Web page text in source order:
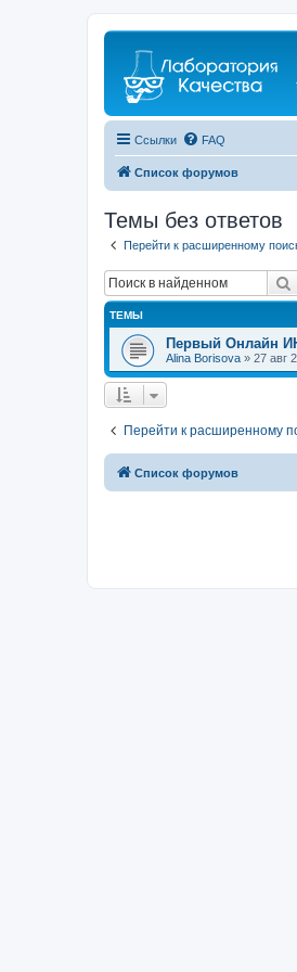
Ссылки FAQ
Список форумов
Темы без ответов
Перейти к расширенному
ТЕМЫ
Первый Онлайн
Alina Borisova » 27 авг
Перейти к расширенному
Список форумов